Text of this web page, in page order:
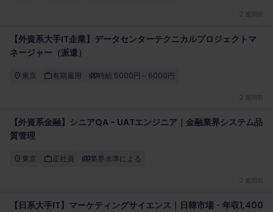
2 週間前
【外資系大手IT企業】データセンターテクニカルプロジェクトマ
ネージャー（派遣）
東京 有期雇用 時給 5000円～6000円
2 週間前
【外資系金融】シニアQA - UATエンジニア｜金融業界システム品
質管理
東京 正社員 業界水準による
2 週間前
【日系大手IT】マーケティングサイエンス｜日韓市場・年収1,400